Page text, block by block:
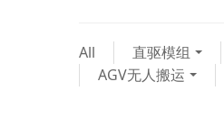
All 直驱模组
AGV无人搬运